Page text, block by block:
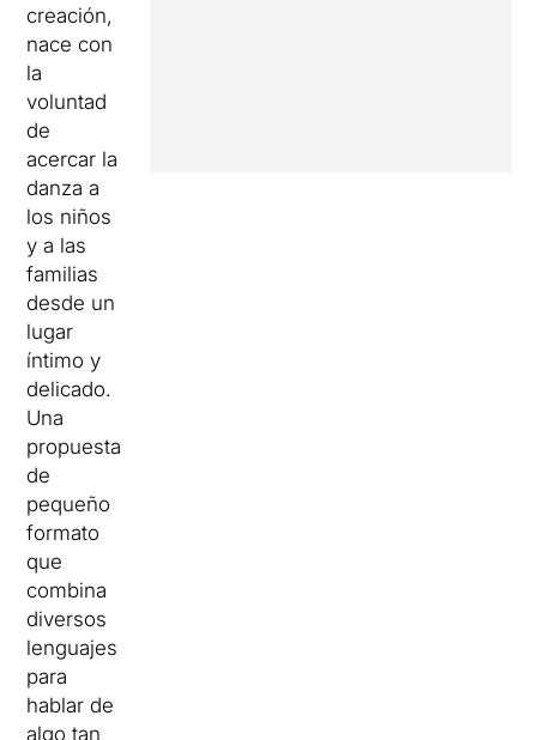
creación,
nace con
la
voluntad
de
acercar la
danza a
los niños
y a las
familias
desde un
lugar
íntimo y
delicado.
Una
propuesta
de
pequeño
formato
que
combina
diversos
lenguajes
para
hablar de
algo tan